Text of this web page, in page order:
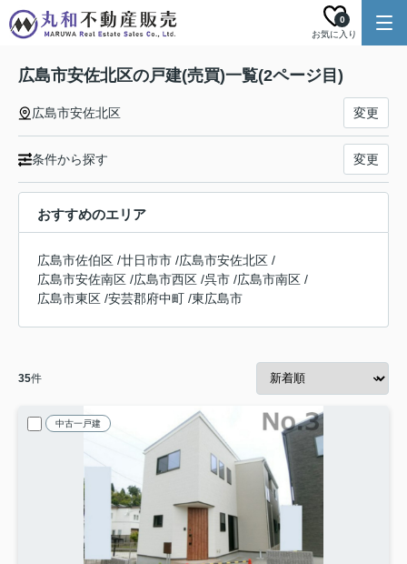
お気に入り
0
広島市安佐北区の戸建(売買)一覧(2ページ目)
広島市安佐北区 変更
条件から探す 変更
おすすめのエリア
広島市佐伯区 /廿日市市 /広島市安佐北区 /
広島市安佐南区 /広島市西区 /呉市 /広島市南区 /
広島市東区 /安芸郡府中町 /東広島市
35件
中古一戸建